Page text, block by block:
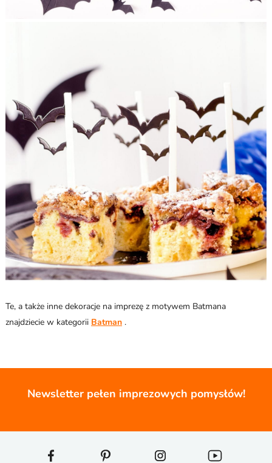
Te, a także inne dekoracje na imprezę z motywem Batmana
znajdziecie w kategorii Batman .
Newsletter pełen imprezowych pomysłów!